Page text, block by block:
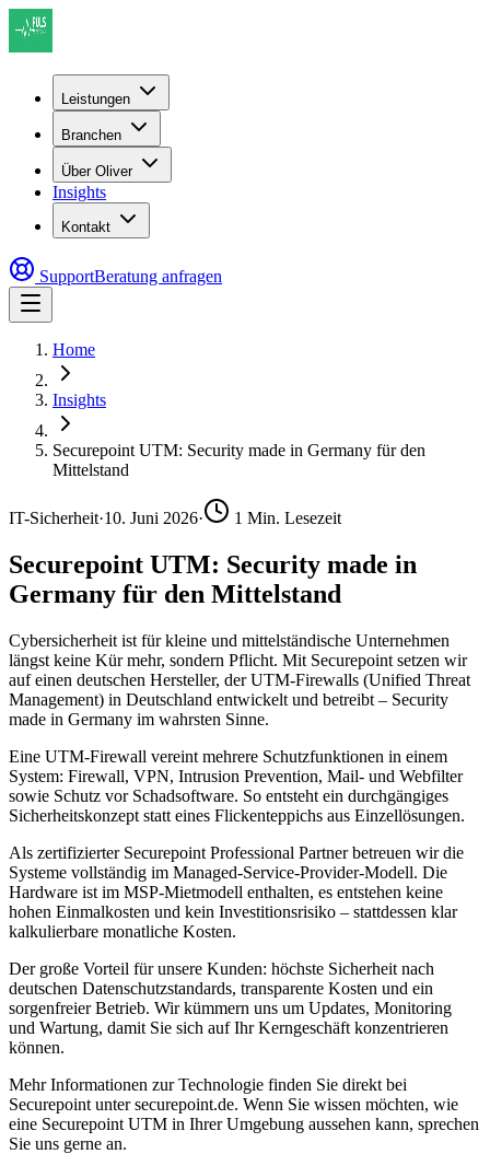
Leistungen
Branchen
Über Oliver
Insights
Kontakt
SupportBeratung anfragen
Home
Insights
Securepoint UTM: Security made in Germany für den
Mittelstand
IT-Sicherheit·10. Juni 2026· 1 Min. Lesezeit
Securepoint UTM: Security made in
Germany für den Mittelstand
Cybersicherheit ist für kleine und mittelständische Unternehmen
längst keine Kür mehr, sondern Pflicht. Mit Securepoint setzen wir
auf einen deutschen Hersteller, der UTM-Firewalls (Unified Threat
Management) in Deutschland entwickelt und betreibt – Security
made in Germany im wahrsten Sinne.
Eine UTM-Firewall vereint mehrere Schutzfunktionen in einem
System: Firewall, VPN, Intrusion Prevention, Mail- und Webfilter
sowie Schutz vor Schadsoftware. So entsteht ein durchgängiges
Sicherheitskonzept statt eines Flickenteppichs aus Einzellösungen.
Als zertifizierter Securepoint Professional Partner betreuen wir die
Systeme vollständig im Managed-Service-Provider-Modell. Die
Hardware ist im MSP-Mietmodell enthalten, es entstehen keine
hohen Einmalkosten und kein Investitionsrisiko – stattdessen klar
kalkulierbare monatliche Kosten.
Der große Vorteil für unsere Kunden: höchste Sicherheit nach
deutschen Datenschutzstandards, transparente Kosten und ein
sorgenfreier Betrieb. Wir kümmern uns um Updates, Monitoring
und Wartung, damit Sie sich auf Ihr Kerngeschäft konzentrieren
können.
Mehr Informationen zur Technologie finden Sie direkt bei
Securepoint unter securepoint.de. Wenn Sie wissen möchten, wie
eine Securepoint UTM in Ihrer Umgebung aussehen kann, sprechen
Sie uns gerne an.